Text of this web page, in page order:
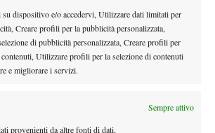
dispositivo e/o accedervi, Utilizzare dati limitati per
Creare profili per la pubblicità personalizzata,
di pubblicità personalizzata, Creare profili per
Utilizzare profili per la selezione di contenuti
e migliorare i servizi.
Sempre attivo
provenienti da altre fonti di dati,
Osmakcic al Parioli, che era la testa di
in rimonta e annullando match point.”
Valle
Omar Urbinati